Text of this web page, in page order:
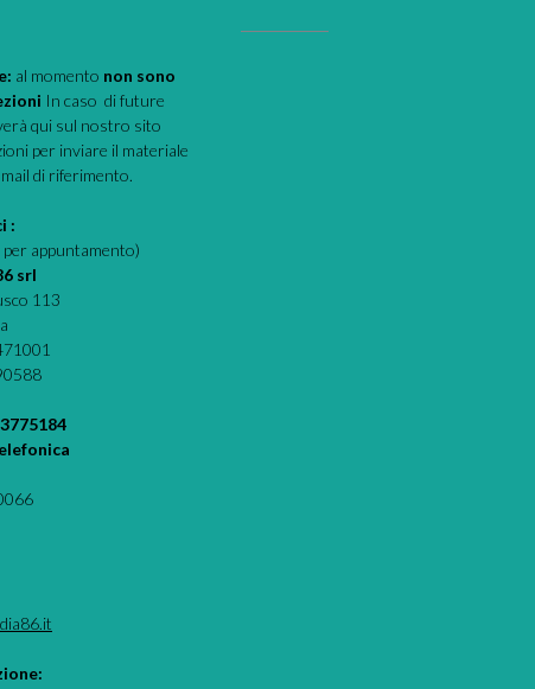
al momento non sono
In caso di future
qui sul nostro sito
per inviare il materiale
di riferimento.
:
appuntamento)
srl
113